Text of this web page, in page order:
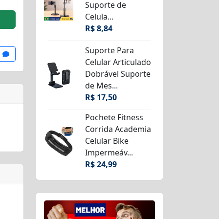
Suporte de
Celula...
R$ 8,84
Suporte Para
Celular Articulado
Dobrável Suporte
de Mes...
R$ 17,50
Pochete Fitness
Corrida Academia
Celular Bike
Impermeáv...
R$ 24,99